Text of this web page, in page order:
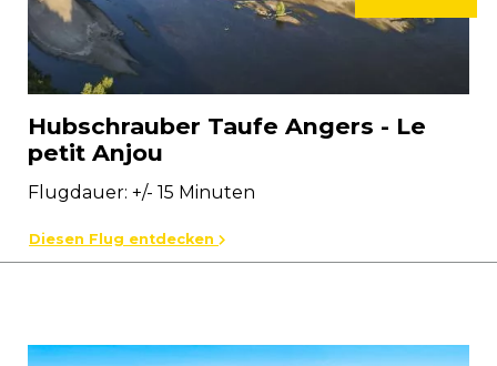
Hubschrauber Taufe Angers - Le
petit Anjou
Flugdauer: +/- 15 Minuten
Diesen Flug entdecken